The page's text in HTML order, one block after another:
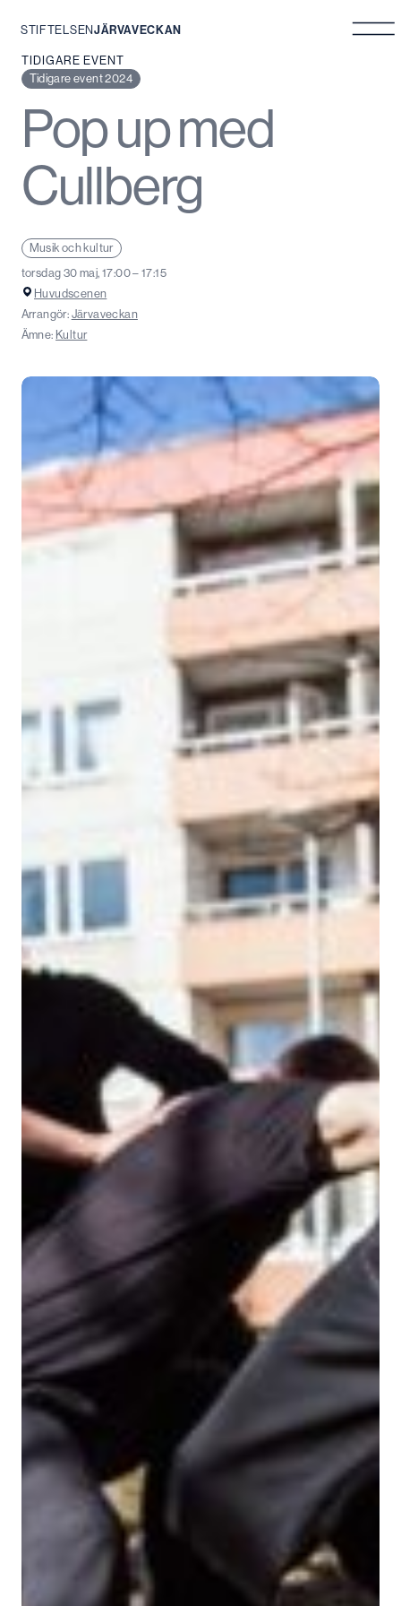
Hoppa
STIFTELSENJÄRVAVECKAN
TIDIGARE EVENT
Tidigare event 2024
Pop up med
Cullberg
Musik och kultur
torsdag 30 maj, 17:00 – 17:15
Huvudscenen
Arrangör: Järvaveckan
Ämne: Kultur